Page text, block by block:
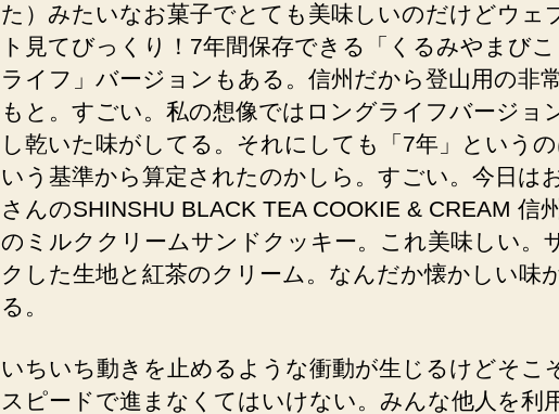
た）みたいなお菓子でとても美味しいのだけどウェ
ト見てびっくり！7年間保存できる「くるみやまび
ライフ」バージョンもある。信州だから登山用の非
もと。すごい。私の想像ではロングライフバージョ
し乾いた味がしてる。それにしても「7年」という
いう基準から算定されたのかしら。すごい。今日は
さんのSHINSHU BLACK TEA COOKIE & CREAM 信
のミルククリームサンドクッキー。これ美味しい。
クした生地と紅茶のクリーム。なんだか懐かしい味
る。
いちいち動きを止めるような衝動が生じるけどそこ
スピードで進まなくてはいけない。みんな他人を利